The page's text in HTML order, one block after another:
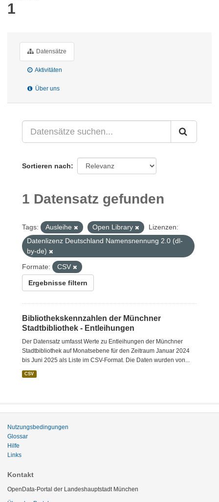
1
Datensätze
Aktivitäten
Über uns
Sortieren nach
1 Datensatz gefunden
Tags: Ausleihe Open Library
Lizenzen:
Datenlizenz Deutschland Namensnennung 2.0 (dl-
by-de)
Formate:
CSV
Ergebnisse filtern
Bibliothekskennzahlen der Münchner
Stadtbibliothek - Entleihungen
Der Datensatz umfasst Werte zu Entleihungen der Münchner
Stadtbibliothek auf Monatsebene für den Zeitraum Januar 2024
bis Juni 2025 als Liste im CSV-Format. Die Daten wurden von...
CSV
Nutzungsbedingungen
Glossar
Hilfe
Links
Kontakt
OpenData-Portal der Landeshauptstadt München